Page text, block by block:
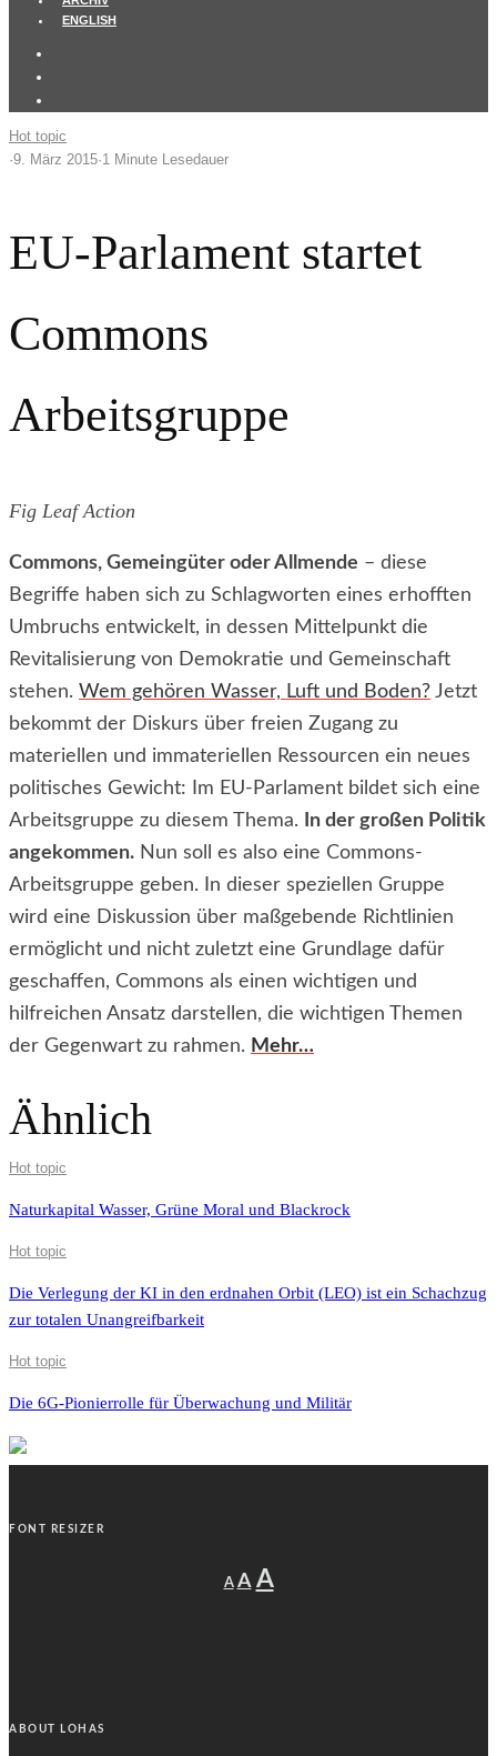
ENGLISH
Hot topic
·9. März 2015·1 Minute Lesedauer
EU-Parlament startet
Commons
Arbeitsgruppe
Fig Leaf Action
Commons, Gemeingüter oder Allmende – diese
Begriffe haben sich zu Schlagworten eines erhofften
Umbruchs entwickelt, in dessen Mittelpunkt die
Revitalisierung von Demokratie und Gemeinschaft
stehen. Wem gehören Wasser, Luft und Boden? Jetzt
bekommt der Diskurs über freien Zugang zu
materiellen und immateriellen Ressourcen ein neues
politisches Gewicht: Im EU-Parlament bildet sich eine
Arbeitsgruppe zu diesem Thema.
In der großen Politik
angekommen. Nun soll es also eine Commons-
Arbeitsgruppe geben. In dieser speziellen Gruppe
wird eine Diskussion über maßgebende Richtlinien
ermöglicht und nicht zuletzt eine Grundlage dafür
geschaffen, Commons als einen wichtigen und
hilfreichen Ansatz darstellen, die wichtigen Themen
der Gegenwart zu rahmen. Mehr…
Ähnlich
Hot topic
Naturkapital Wasser, Grüne Moral und Blackrock
Hot topic
Die Verlegung der KI in den erdnahen Orbit (LEO) ist ein Schachzug
zur totalen Unangreifbarkeit
Hot topic
Die 6G-Pionierrolle für Überwachung und Militär
FONT RESIZER
A
Decrease
font
A Reset
AIncrease
ABOUT LOHAS